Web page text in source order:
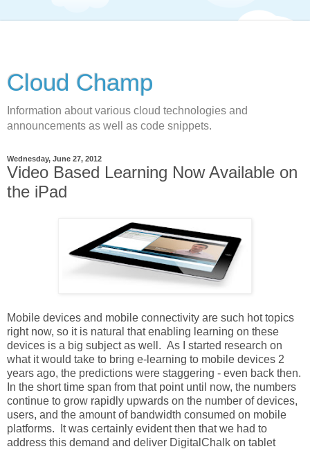
Cloud Champ
Information about various cloud technologies and
announcements as well as code snippets.
Wednesday, June 27, 2012
Video Based Learning Now Available on
the iPad
Mobile devices and mobile connectivity are such hot topics
right now, so it is natural that enabling learning on these
devices is a big subject as well. As I started research on
what it would take to bring e-learning to mobile devices 2
years ago, the predictions were staggering - even back then.
In the short time span from that point until now, the numbers
continue to grow rapidly upwards on the number of devices,
users, and the amount of bandwidth consumed on mobile
platforms. It was certainly evident then that we had to
address this demand and deliver DigitalChalk on tablet